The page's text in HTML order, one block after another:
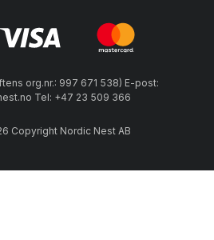
org.nr.: 997 671 538) E-post:
Tel: +47 23 509 366
Copyright Nordic Nest AB